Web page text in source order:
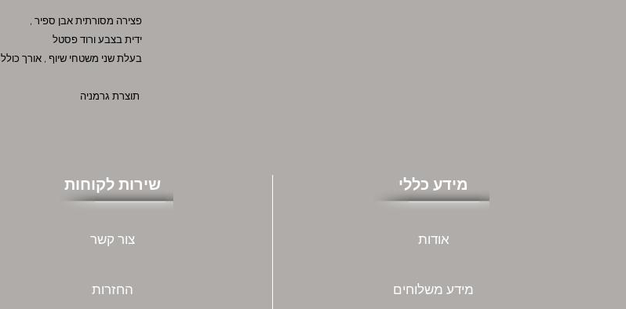
פצירה מסורתית אבן ספיר ,
ידית בצבע ורוד פסטל
בעלת שני משטחי שיוף , אורך כולל 13 ס"מ
תוצרת גרמניה
שירות לקוחות
צור קשר
החזרות
מידע כללי
אודות
מידע משלוחים